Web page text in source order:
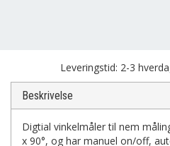
Leveringstid: 2-3
Beskrivelse
Digtial vinkelmåler til nem
x 90°, og har manuel on/off,